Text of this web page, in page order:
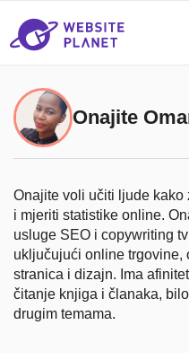
Onajite
Onajite voli učiti ljude
i mjeriti statistike online.
usluge SEO i copywriting
uključujući online trgovine,
stranica i dizajn. Ima
čitanje knjiga i članaka,
drugim temama.